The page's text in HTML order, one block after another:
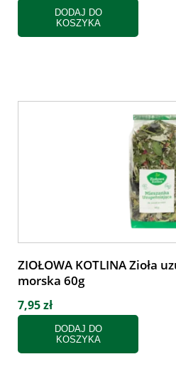
DODAJ DO
KOSZYKA
ZIOŁOWA KOTLINA Zioła
morska 60g
7,95 zł
DODAJ DO
KOSZYKA